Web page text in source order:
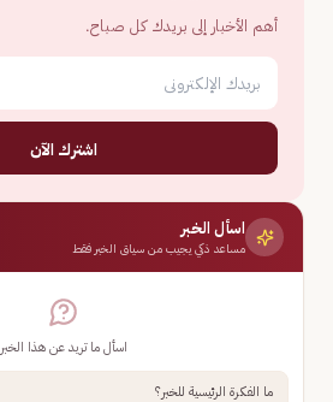
أهم الأخبار إلى بريدك كل صباح.
اشترك الآن
اسأل الخبر
مساعد ذكي يجيب من سياق الخبر فقط
اسأل ما تريد عن هذا الخبر
ما الفكرة الرئيسية للخبر؟